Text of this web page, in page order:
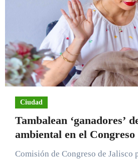
Ciudad
Tambalean ‘ganadores’
ambiental en el Congreso
Comisión de Congreso de Jalisco perfilaba ganadores